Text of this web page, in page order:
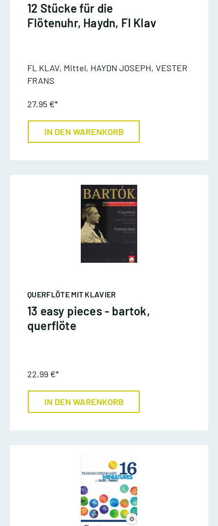
12 Stücke für die
Flötenuhr, Haydn, Fl Klav
FL KLAV, Mittel, HAYDN JOSEPH, VESTER
FRANS
27,95 €*
IN DEN WARENKORB
QUERFLÖTE MIT KLAVIER
13 easy pieces - bartok,
querflöte
22,99 €*
IN DEN WARENKORB